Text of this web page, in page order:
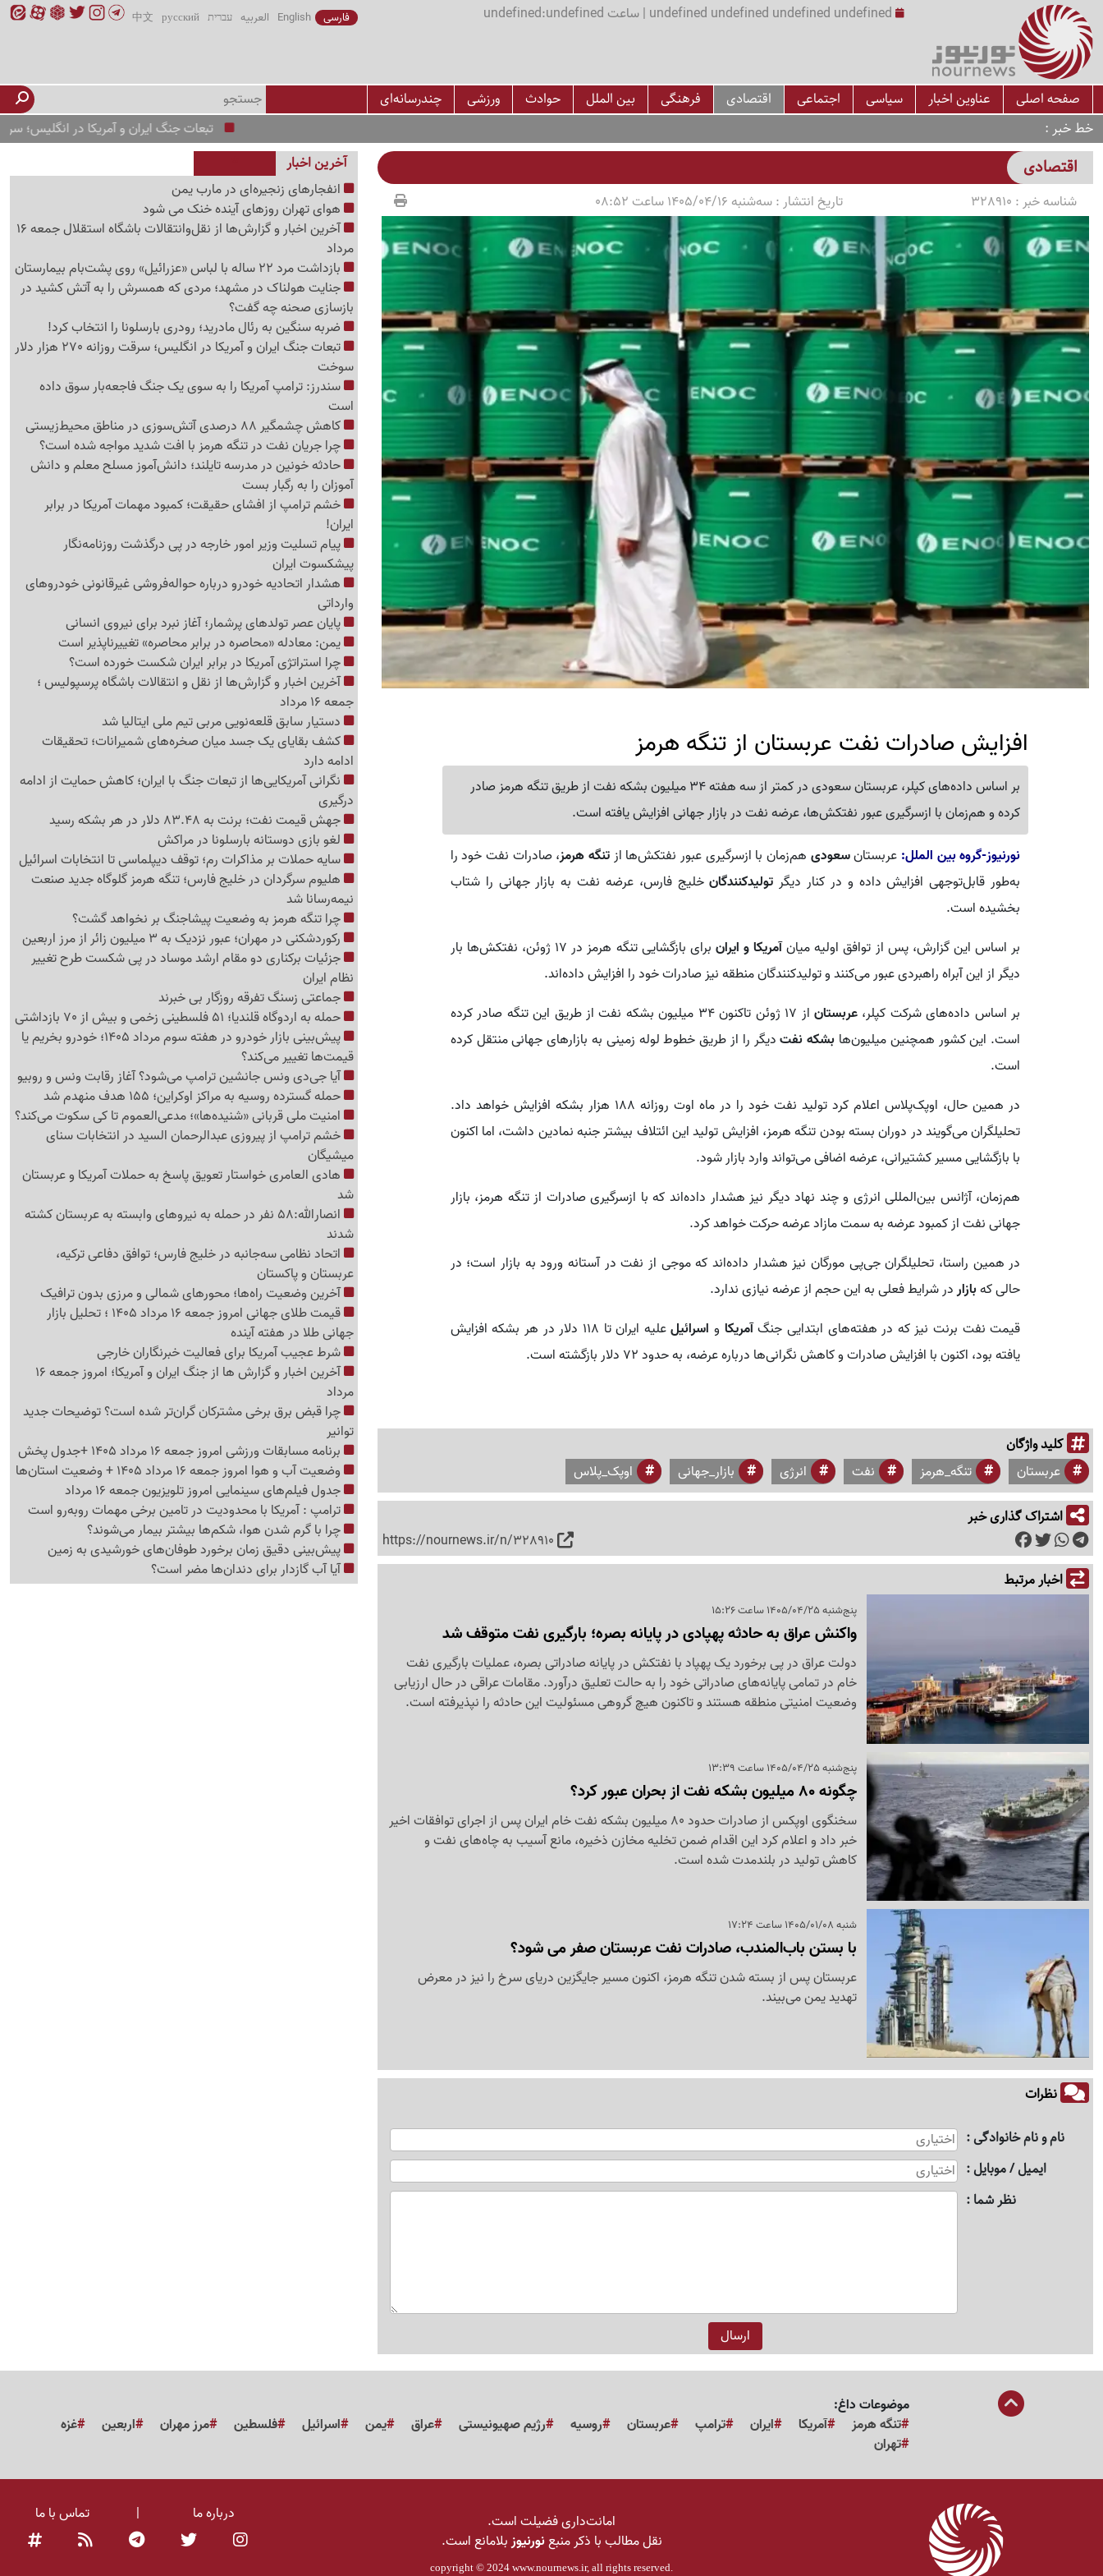
undefined undefined undefined undefined | ساعت undefined:undefined فارسی English العربیه עברית русский
中文
صفحه اصلی عناوین اخبار سیاسی اجتماعی اقتصادی فرهنگی بین الملل حوادث ورزشی
چندرسانه‌ای
خط خبر
تبعات جنگ ایران و آمریکا در انگلیس؛ سرقت روزانه 270 هزار دلار
اقتصادی
شناسه خبر : 328910 تاریخ انتشار :سه‌شنبه 1405/04/16 ساعت 08:52
افزایش صادرات نفت عربستان از تنگه هرمز
بر اساس داده‌های کپلر، عربستان سعودی در کمتر از سه هفته 34 میلیون بشکه نفت از طریق تنگه هرمز صادر
کرده و هم‌زمان با ازسرگیری عبور نفتکش‌ها، عرضه نفت در بازار جهانی افزایش یافته است.
نورنیوز-گروه بین الملل: عربستانسعودی هم‌زمان با ازسرگیری عبور نفتکش‌ها ازتنگه هرمز، صادرات نفت خود را
به‌طور قابل‌توجهی افزایش داده و در کنار دیگر تولیدکنندگانخلیج فارس، عرضه نفت به بازار جهانی را شتاب
بخشیده است.
بر اساس این گزارش، پس از توافق اولیه میانآمریکا و ایران
برای بازگشایی تنگه هرمز در 17 ژوئن، نفتکش‌ها بار
دیگر از این آبراه راهبردی عبور می‌کنند و تولیدکنندگان منطقه نیز صادرات خود را افزایش داده‌اند.
بر اساس داده‌های شرکت کپلر، عربستان
از 17 ژوئن تاکنون 34 میلیون بشکه نفت از طریق این تنگه صادر کرده
است. این کشور همچنین میلیون‌ها بشکه نفتدیگر را از طریق خطوط لوله زمینی به بازارهای جهانی منتقل کرده
است.
در همین حال، اوپک‌پلاس اعلام کرد تولید نفت خود را در ماه اوت روزانه 188 هزار بشکه افزایش خواهد داد.
تحلیلگران می‌گویند در دوران بسته بودن تنگه هرمز، افزایش تولید این ائتلاف بیشتر جنبه نمادین داشت، اما اکنون
با بازگشایی مسیر کشتیرانی، عرضه اضافی می‌تواند وارد بازار شود.
هم‌زمان، آژانس بین‌المللی انرژی و چند نهاد دیگر نیز هشدار داده‌اند که با ازسرگیری صادرات از تنگه هرمز، بازار
جهانی نفت از کمبود عرضه به سمت مازاد عرضه حرکت خواهد کرد.
در همین راستا، تحلیلگران جی‌پی مورگان نیز هشدار داده‌اند که موجی از نفت در آستانه ورود به بازار است؛ در
حالی کهبازاردر شرایط فعلی به این حجم از عرضه نیازی ندارد.
قیمت نفت برنت نیز که در هفته‌های ابتدایی جنگآمریکا و اسرائیل
علیه ایران تا 118 دلار در هر بشکه افزایش
یافته بود، اکنون با افزایش صادرات و کاهش نگرانی‌ها درباره عرضه، به حدود 72 دلار بازگشته است.
کلید واژگان
عربستان تنگه_هرمز نفت انرژی بازار_جهانی اوپک_پلاس
اشتراک گذاری خبر
https://nournews.ir/n/328910
اخبار مرتبط
پنج‌شنبه 1405/04/25 ساعت 15:26
واکنش عراق به حادثه پهپادی در پایانه بصره؛ بارگیری نفت متوقف شد
دولت عراق در پی برخورد یک پهپاد با نفتکش در پایانه صادراتی بصره، عملیات بارگیری نفت
خام در تمامی پایانه‌های صادراتی خود را به حالت تعلیق درآورد. مقامات عراقی در حال ارزیابی
وضعیت امنیتی منطقه هستند و تاکنون هیچ گروهی مسئولیت این حادثه را نپذیرفته است.
پنج‌شنبه 1405/04/25 ساعت 13:39
چگونه 80 میلیون بشکه نفت از بحران عبور کرد؟
سخنگوی اوپکس از صادرات حدود 80 میلیون بشکه نفت خام ایران پس از اجرای توافقات اخیر
خبر داد و اعلام کرد این اقدام ضمن تخلیه مخازن ذخیره، مانع آسیب به چاه‌های نفت و
کاهش تولید در بلندمدت شده است.
شنبه 1405/01/08 ساعت 17:24
با بستن باب‌المندب، صادرات نفت عربستان صفر می شود؟
عربستان پس از بسته شدن تنگه هرمز، اکنون مسیر جایگزین دریای سرخ را نیز در معرض
تهدید یمن می‌بیند.
نظرات
نام و نام خانوادگی
ایمیل / موبایل
نظر شما
آخرین اخبار
انفجارهای زنجیره‌ای در مارب یمن
هوای تهران روزهای آینده خنک می شود
آخرین اخبار و گزارش‌ها از نقل‌وانتقالات باشگاه استقلال جمعه 16
مرداد
بازداشت مرد 22 ساله با لباس «عزرائیل» روی پشت‌بام بیمارستان
جنایت هولناک در مشهد؛ مردی که همسرش را به آتش کشید در
بازسازی صحنه چه گفت؟
ضربه سنگین به رئال مادرید؛ رودری بارسلونا را انتخاب کرد!
تبعات جنگ ایران و آمریکا در انگلیس؛ سرقت روزانه 270 هزار دلار
سوخت
سندرز: ترامپ آمریکا را به سوی یک جنگ فاجعه‌بار سوق داده
است
کاهش چشمگیر 88 درصدی آتش‌سوزی در مناطق محیط‌زیستی
چرا جریان نفت در تنگه هرمز با افت شدید مواجه شده است؟
حادثه خونین در مدرسه تایلند؛ دانش‌آموز مسلح معلم و دانش
آموزان را به رگبار بست
خشم ترامپ از افشای حقیقت؛ کمبود مهمات آمریکا در برابر
ایران!
پیام تسلیت وزیر امور خارجه در پی درگذشت روزنامه‌نگار
پیشکسوت ایران
هشدار اتحادیه خودرو درباره حواله‌فروشی غیرقانونی خودروهای
وارداتی
پایان عصر تولدهای پرشمار؛ آغاز نبرد برای نیروی انسانی
یمن: معادله «محاصره در برابر محاصره» تغییرناپذیر است
چرا استراتژی آمریکا در برابر ایران شکست خورده است؟
آخرین اخبار و گزارش‌ها از نقل و انتقالات باشگاه پرسپولیس ؛
جمعه 16 مرداد
دستیار سابق قلعه‌نویی مربی تیم ملی ایتالیا شد
کشف بقایای یک جسد میان صخره‌های شمیرانات؛ تحقیقات
ادامه دارد
نگرانی آمریکایی‌ها از تبعات جنگ با ایران؛ کاهش حمایت از ادامه
درگیری
جهش قیمت نفت؛ برنت به 83.48 دلار در هر بشکه رسید
لغو بازی دوستانه بارسلونا در مراکش
سایه حملات بر مذاکرات رم؛ توقف دیپلماسی تا انتخابات اسرائیل
هلیوم سرگردان در خلیج فارس؛ تنگه هرمز گلوگاه جدید صنعت
نیمه‌رسانا شد
چرا تنگه هرمز به وضعیت پیشاجنگ بر نخواهد گشت؟
رکوردشکنی در مهران؛ عبور نزدیک به 3 میلیون زائر از مرز اربعین
جزئیات برکناری دو مقام ارشد موساد در پی شکست طرح تغییر
نظام ایران
جماعتی زسنگ تفرقه روزگار بی خبرند
حمله به اردوگاه قلندیا؛ 51 فلسطینی زخمی و بیش از 70 بازداشتی
پیش‌بینی بازار خودرو در هفته سوم مرداد 1405؛ خودرو بخریم یا
قیمت‌ها تغییر می‌کند؟
آیا جی‌دی ونس جانشین ترامپ می‌شود؟ آغاز رقابت ونس و روبیو
حمله گسترده روسیه به مراکز اوکراین؛ 155 هدف منهدم شد
امنیت ملی قربانی «شنیده‌ها»؛ مدعی‌العموم تا کی سکوت می‌کند؟
خشم ترامپ از پیروزی عبدالرحمان السید در انتخابات سنای
میشیگان
هادی العامری خواستار تعویق پاسخ به حملات آمریکا و عربستان
شد
انصارالله:58 نفر در حمله به نیروهای وابسته به عربستان کشته
شدند
اتحاد نظامی سه‌جانبه در خلیج فارس؛ توافق دفاعی ترکیه،
عربستان و پاکستان
آخرین وضعیت راه‌ها؛ محورهای شمالی و مرزی بدون ترافیک
قیمت طلای جهانی امروز جمعه 16 مرداد 1405 ؛ تحلیل بازار
جهانی طلا در هفته آینده
شرط عجیب آمریکا برای فعالیت خبرنگاران خارجی
آخرین اخبار و گزارش ها از جنگ ایران و آمریکا؛ امروز جمعه 16
مرداد
چرا قبض برق برخی مشترکان گران‌تر شده است؟ توضیحات جدید
توانیر
برنامه مسابقات ورزشی امروز جمعه 16 مرداد 1405 +جدول پخش
وضعیت آب و هوا امروز جمعه 16 مرداد 1405 + وضعیت استان‌ها
جدول فیلم‌های سینمایی امروز تلویزیون جمعه 16 مرداد
ترامپ : آمریکا با محدودیت در تامین برخی مهمات روبه‌رو است
چرا با گرم شدن هوا، شکم‌ها بیشتر بیمار می‌شوند؟
پیش‌بینی دقیق زمان برخورد طوفان‌های خورشیدی به زمین
آیا آب گازدار برای دندان‌ها مضر است؟
موضوعات داغ:
تنگه هرمز
آمریکا ایران ترامپ عربستان روسیه رژیم صهیونیستی عراق یمن اسرائیل فلسطین مرز مهران اربعین
غزه
تهران
امانت‌داری فضیلت است.
نقل مطالب با ذکر منبعنورنیوزبلامانع است.
copyright © 2024 www.nournews.ir, all rights reserved.
درباره ما | تماس با ما